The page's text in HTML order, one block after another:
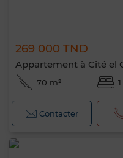
269 000 TND
Appartement à Cité el
70 m²
Contacter